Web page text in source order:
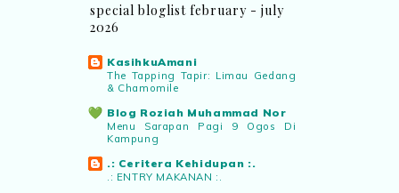
dan teknologi digital terbaik!”
Syaz Rahimcommented on
pertandingan tiktok mencipta sajak:
“Menarik sungguh Pertandingan TikTok
Mencipta Sajak Kemerdekaan 2026 dari
PNM ni! Platform terbaik serlahkan
bakat puisi kebangsaan dan
patriotisme.”
special bloglist february - july
2026
KasihkuAmani
The Tapping Tapir: Limau Gedang
& Chamomile
Blog Roziah Muhammad Nor
Menu Sarapan Pagi 9 Ogos Di
Kampung
.: Ceritera Kehidupan :.
.: ENTRY MAKANAN :.